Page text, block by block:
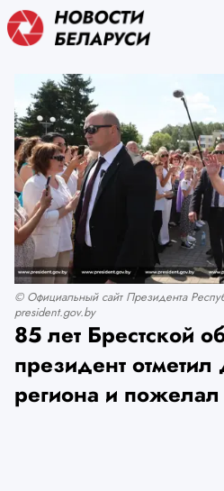
© Официальный сайт Президента
president.gov.by
85 лет Брестской
президент
региона и пожелал